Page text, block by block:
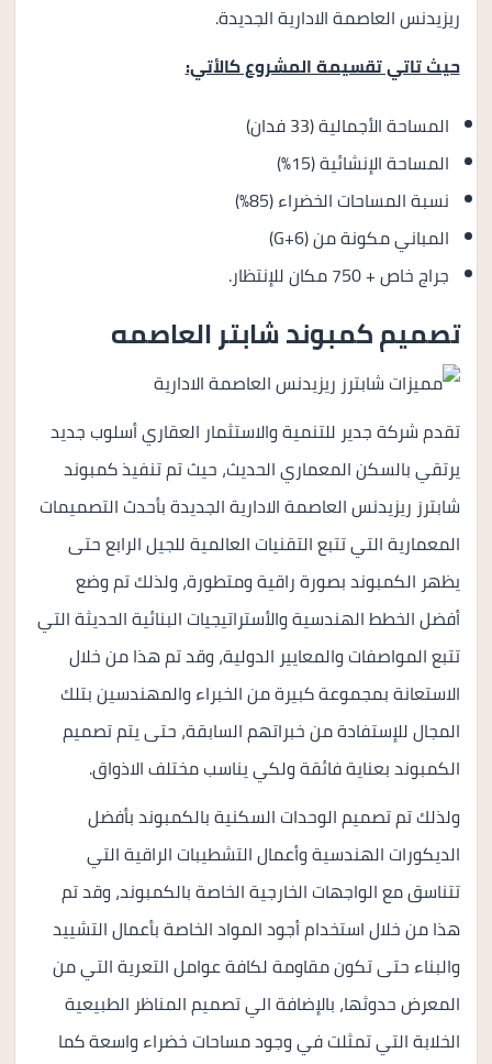
ريزيدنس العاصمة الادارية الجديدة.
حيث تاتي تقسيمة المشروع كالأتي:
المساحة الأجمالية (33 فدان)
المساحة الإنشائية (15%)
نسبة المساحات الخضراء (85%)
المباني مكونة من (G+6)
جراج خاص + 750 مكان للإنتظار.
تصميم كمبوند شابتر العاصمه
تقدم شركة جدير للتنمية والاستثمار العقاري أسلوب جديد
يرتقي بالسكن المعماري الحديث، حيث تم تنفيذ كمبوند
شابترز ريزيدنس العاصمة الادارية الجديدة بأحدث التصميمات
المعمارية التي تتبع التقنيات العالمية للجيل الرابع حتى
يظهر الكمبوند بصورة راقية ومتطورة، ولذلك تم وضع
أفضل الخطط الهندسية والأستراتيجيات البنائية الحديثة التي
تتبع المواصفات والمعايير الدولية، وقد تم هذا من خلال
الاستعانة بمجموعة كبيرة من الخبراء والمهندسين بتلك
المجال للإستفادة من خبراتهم السابقة، حتى يتم تصميم
الكمبوند بعناية فائقة ولكي يناسب مختلف الاذواق.
ولذلك تم تصميم الوحدات السكنية بالكمبوند بأفضل
الديكورات الهندسية وأعمال التشطيبات الراقية التي
تتناسق مع الواجهات الخارجية الخاصة بالكمبوند، وقد تم
هذا من خلال استخدام أجود المواد الخاصة بأعمال التشييد
والبناء حتى تكون مقاومة لكافة عوامل التعرية التي من
المعرض حدوثها، بالإضافة الي تصميم المناظر الطبيعية
الخلابة التي تمثلت في وجود مساحات خضراء واسعة كما